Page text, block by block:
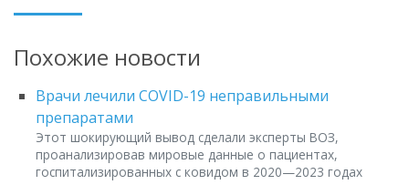
Похожие новости
Врачи лечили COVID-19 неправильными
препаратами
Этот шокирующий вывод сделали эксперты ВОЗ,
проанализировав мировые данные о пациентах,
госпитализированных с ковидом в 2020—2023 годах